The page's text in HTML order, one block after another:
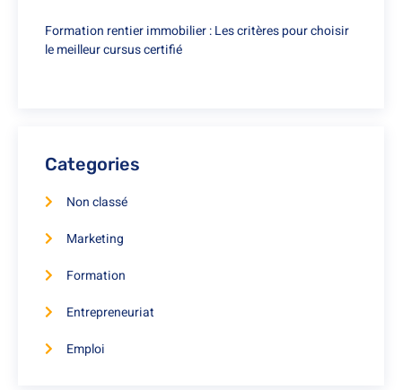
Formation rentier immobilier : Les critères pour choisir
le meilleur cursus certifié
Categories
Non classé
Marketing
Formation
Entrepreneuriat
Emploi